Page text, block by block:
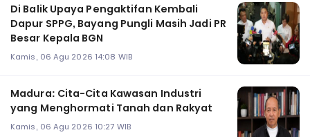
Di Balik Upaya Pengaktifan Kembali
Dapur SPPG, Bayang Pungli Masih Jadi PR
Besar Kepala BGN
Kamis, 06 Agu 2026 14:08 WIB
Madura: Cita-Cita Kawasan Industri
yang Menghormati Tanah dan Rakyat
Kamis, 06 Agu 2026 10:27 WIB